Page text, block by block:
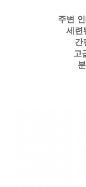
주변
세련
간
고